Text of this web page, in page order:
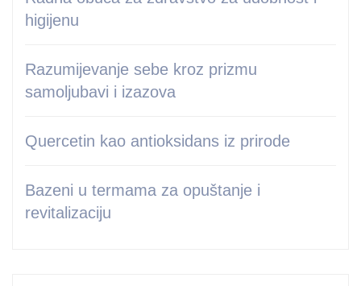
higijenu
Razumijevanje sebe kroz prizmu
samoljubavi i izazova
Quercetin kao antioksidans iz prirode
Bazeni u termama za opuštanje i
revitalizaciju